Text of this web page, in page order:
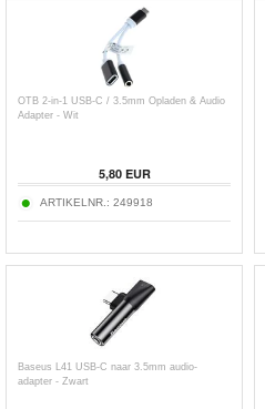
OTB 2-in-1 USB-C / 3.5mm Opladen & Audio
Adapter - Wit
5,80EUR
ARTIKELNR.: 249918
Baseus L41 USB-C naar 3.5mm audio-
adapter - Zwart